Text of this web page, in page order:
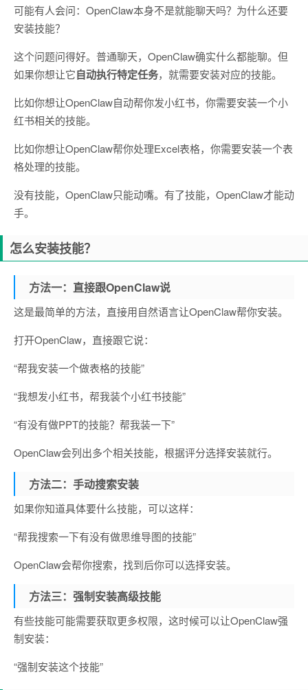
可能有人会问：OpenClaw本身不是就能聊天吗？为什么还要
安装技能？
这个问题问得好。普通聊天，OpenClaw确实什么都能聊。但
如果你想让它自动执行特定任务，就需要安装对应的技能。
比如你想让OpenClaw自动帮你发小红书，你需要安装一个小
红书相关的技能。
比如你想让OpenClaw帮你处理Excel表格，你需要安装一个表
格处理的技能。
没有技能，OpenClaw只能动嘴。有了技能，OpenClaw才能动
手。
怎么安装技能？
方法一：直接跟OpenClaw说
这是最简单的方法，直接用自然语言让OpenClaw帮你安装。
打开OpenClaw，直接跟它说：
“帮我安装一个做表格的技能”
“我想发小红书，帮我装个小红书技能”
“有没有做PPT的技能？帮我装一下”
OpenClaw会列出多个相关技能，根据评分选择安装就行。
方法二：手动搜索安装
如果你知道具体要什么技能，可以这样：
“帮我搜索一下有没有做思维导图的技能”
OpenClaw会帮你搜索，找到后你可以选择安装。
方法三：强制安装高级技能
有些技能可能需要获取更多权限，这时候可以让OpenClaw强
制安装：
“强制安装这个技能”